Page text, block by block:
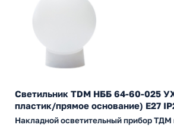
Светильник TDM НББ 64-60-025
пластик/прямое основание) E27
Накладной осветительный прибор ТДМ